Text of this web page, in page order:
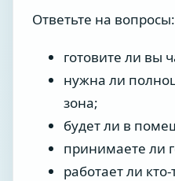
Ответьте на вопросы:
готовите ли вы
нужна ли
зона;
будет ли в
принимаете ли
работает ли